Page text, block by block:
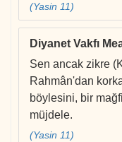
(Yasin 11)
Diyanet Vakfı
Sen ancak zikre
Rahmân'dan
böylesini, bir
müjdele.
(Yasin 11)